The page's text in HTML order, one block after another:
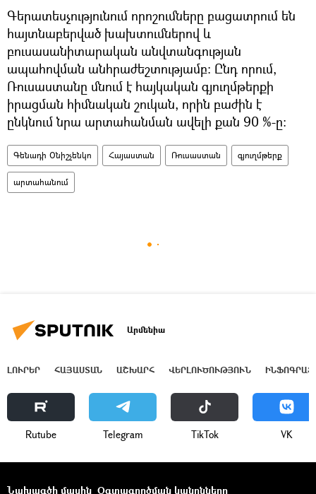
Գերատեսչությունում որոշումները բացատրում են
հայտնաբերված խախտումներով և
բուսասանիտարական անվտանգության
ապահովման անհրաժեշտությամբ։ Ընդ որում,
Ռուսաստանը մնում է հայկական գյուղմթերքի
իրացման հիմնական շուկան, որին բաժին է
ընկնում նրա արտահանման ավելի քան 90 %-ը։
Գենադի Օնիշչենկո Հայաստան Ռուսաստան գյուղմթերք
արտահանում
Արմենիա
ԼՈՒՐԵՐ ՀԱՅԱՍՏԱՆ ԱՇԽԱՐՀ ՎԵՐԼՈՒԾՈՒԹՅՈՒՆ
Rutube Telegram ТikТоk VK
Նախագծի մասին Օգտագործման կանոնները